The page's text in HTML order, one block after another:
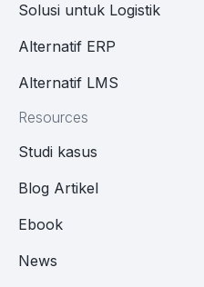
Solusi untuk Logistik
Alternatif ERP
Alternatif LMS
Resources
Studi kasus
Blog Artikel
Ebook
News